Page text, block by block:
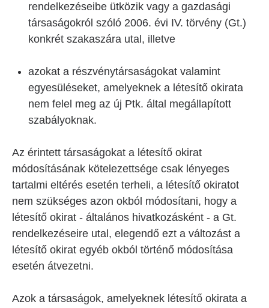
rendelkezéseibe ütközik vagy a gazdasági
társaságokról szóló 2006. évi IV. törvény (Gt.)
konkrét szakaszára utal, illetve
azokat a részvénytársaságokat valamint
egyesüléseket, amelyeknek a létesítő okirata
nem felel meg az új Ptk. által megállapított
szabályoknak.
Az érintett társaságokat a létesítő okirat
módosításának kötelezettsége csak lényeges
tartalmi eltérés esetén terheli, a létesítő okiratot
nem szükséges azon okból módosítani, hogy a
létesítő okirat - általános hivatkozásként - a Gt.
rendelkezéseire utal, elegendő ezt a változást a
létesítő okirat egyéb okból történő módosítása
esetén átvezetni.
Azok a társaságok, amelyeknek létesítő okirata a